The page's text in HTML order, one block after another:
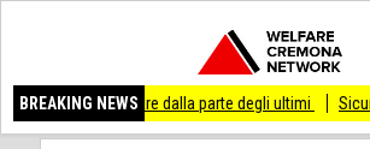
BREAKING NEWS
dalla parte degli ultimi Sicurezza I Giovani